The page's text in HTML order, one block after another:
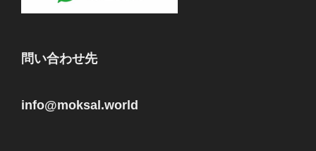
問い合わせ先
info@moksal.world